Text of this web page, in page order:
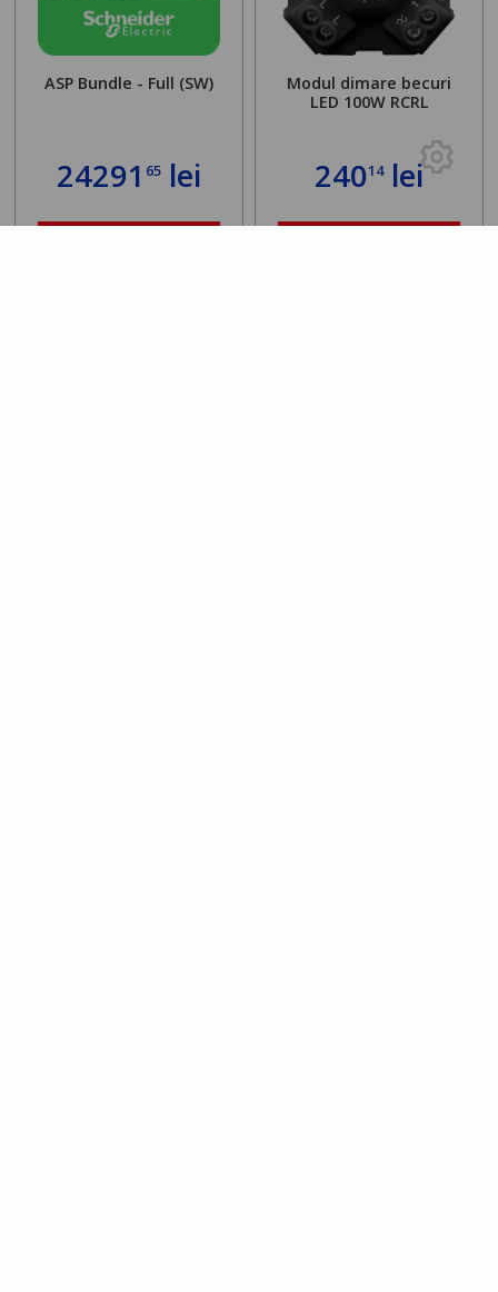
ASP Bundle - Full (SW)
24291 65lei
Modul dimare becuri
LED 100W RCRL
24014lei